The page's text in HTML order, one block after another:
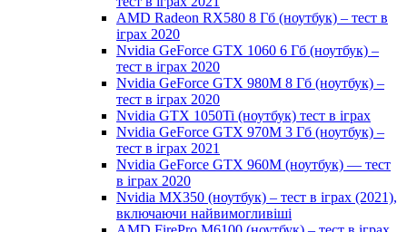
AMD Radeon RX580 8 Гб (ноутбук) – тест в
іграх 2020
Nvidia GeForce GTX 1060 6 Гб (ноутбук) –
тест в іграх 2020
Nvidia GeForce GTX 980M 8 Гб (ноутбук) –
тест в іграх 2020
Nvidia GTX 1050Ti (ноутбук) тест в іграх
Nvidia GeForce GTX 970M 3 Гб (ноутбук) –
тест в іграх 2021
Nvidia GeForce GTX 960M (ноутбук) — тест
в іграх 2020
Nvidia MX350 (ноутбук) – тест в іграх (2021),
включаючи найвимогливіші